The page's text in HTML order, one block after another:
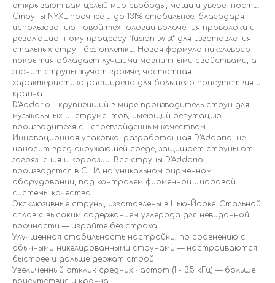
открывают вам целый мир свободы, мощи и уверенности.
Струны NYXL прочнее и до 131% стабильнее, благодаря
использованию новой технологии волочения проволоки и
революционному процессу “fusion twist” для изготовления
стальных струн без оплетки. Новая формула никелевого
покрытия обладает лучшими магнитными свойствами, а
значит струны звучат громче, частотная
характеристика расширена для большего присутствия и
кранча.
D'Addario - крупнейший в мире производитель струн для
музыкальных инструментов, имеющий репутацию
производителя с непревзойденным качеством.
Инновационная упаковка, разработанная D'Addario, не
наносит вред окружающей среде, защищает струны от
загрязнения и коррозии. Все струны D'Addario
производятся в США на уникальном фирменном
оборудовании, под контролем фирменной цифровой
системы качества.
Эксклюзивные струны, изготовлены в Нью-Йорке. Стальной
сплав с высоким содержанием углерода для невиданной
прочности — играйте без страха.
Улучшенная стабильность настройки, по сравнению с
обычными никелированными струнами — настраиваются
быстрее и дольше держат строй
Увеличенный отклик средних частот (1 - 3.5 кГц) — больше
присутствия и кранча.